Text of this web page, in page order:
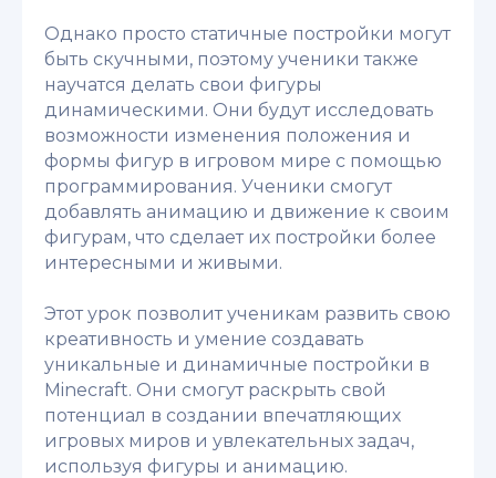
Однако просто статичные постройки могут
быть скучными, поэтому ученики также
научатся делать свои фигуры
динамическими. Они будут исследовать
возможности изменения положения и
формы фигур в игровом мире с помощью
программирования. Ученики смогут
добавлять анимацию и движение к своим
фигурам, что сделает их постройки более
интересными и живыми.
Этот урок позволит ученикам развить свою
креативность и умение создавать
уникальные и динамичные постройки в
Minecraft. Они смогут раскрыть свой
потенциал в создании впечатляющих
игровых миров и увлекательных задач,
используя фигуры и анимацию.